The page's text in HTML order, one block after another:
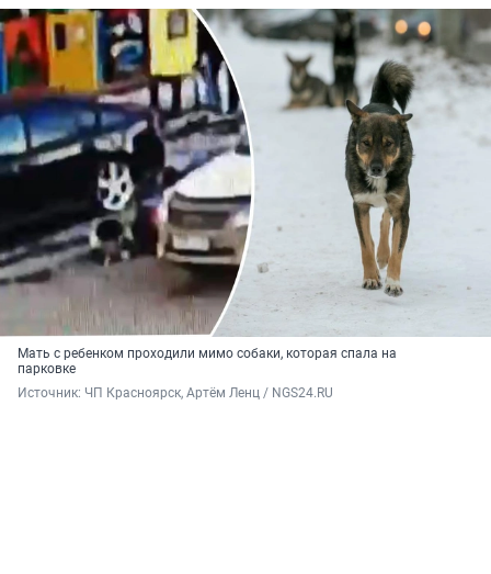
Мать с ребенком проходили мимо собаки, которая спала на
парковке
Источник: ЧП Красноярск, Артём Ленц / NGS24.RU